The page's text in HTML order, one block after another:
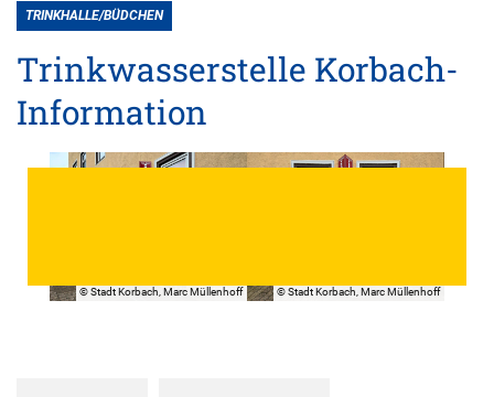
TRINKHALLE/BÜDCHEN
Trinkwasserstelle Korbach-
Information
© Stadt Korbach, Marc Müllenhoff © Stadt Korbach, Marc Müllenhoff